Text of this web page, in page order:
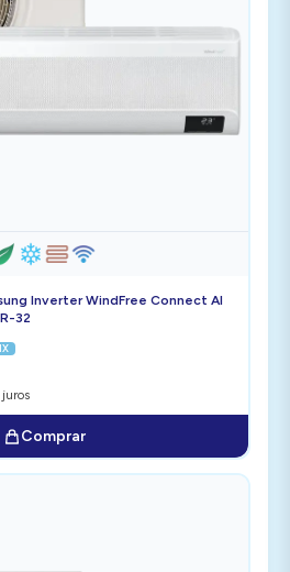
Inverter WindFree Connect AI
32
Comprar